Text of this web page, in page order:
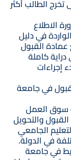
الطالب أكثر
الاطلاع
في دليل
عمادة القبول
كاملة
إجراءات
في جامعة
سوق العمل
والتحويل
الجامعي
في الدولة.
في جامعة